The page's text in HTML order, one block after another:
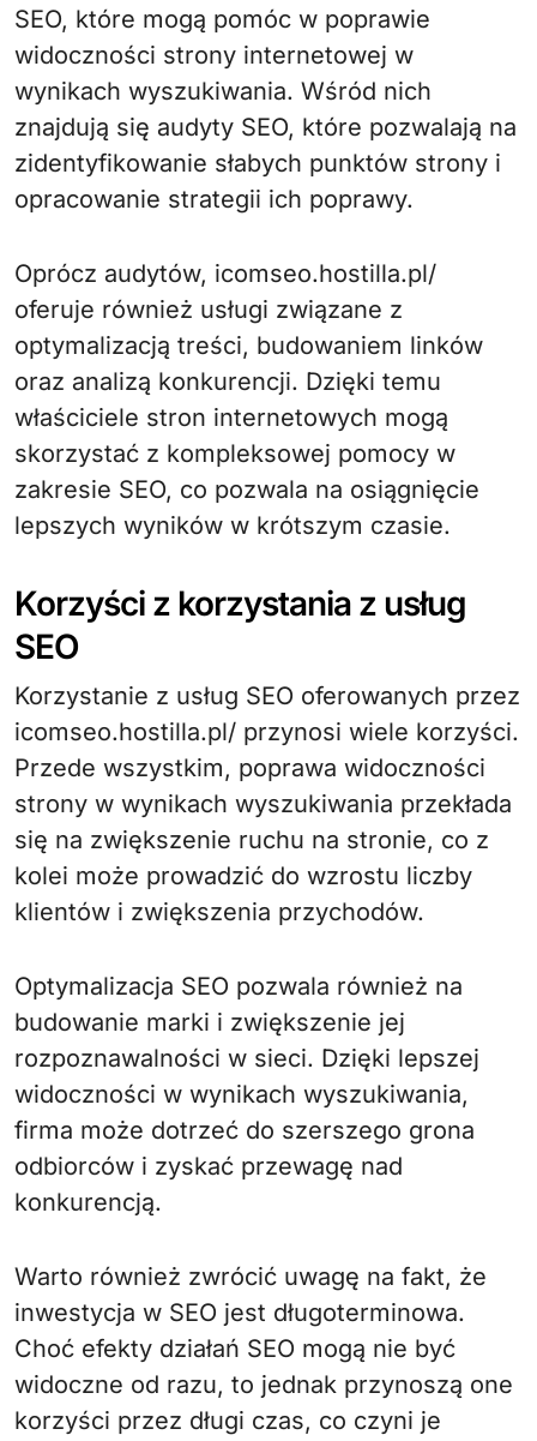
SEO, które mogą pomóc w poprawie
widoczności strony internetowej w
wynikach wyszukiwania. Wśród nich
znajdują się audyty SEO, które pozwalają na
zidentyfikowanie słabych punktów strony i
opracowanie strategii ich poprawy.
Oprócz audytów, icomseo.hostilla.pl/
oferuje również usługi związane z
optymalizacją treści, budowaniem linków
oraz analizą konkurencji. Dzięki temu
właściciele stron internetowych mogą
skorzystać z kompleksowej pomocy w
zakresie SEO, co pozwala na osiągnięcie
lepszych wyników w krótszym czasie.
Korzyści z korzystania z usług
SEO
Korzystanie z usług SEO oferowanych przez
icomseo.hostilla.pl/ przynosi wiele korzyści.
Przede wszystkim, poprawa widoczności
strony w wynikach wyszukiwania przekłada
się na zwiększenie ruchu na stronie, co z
kolei może prowadzić do wzrostu liczby
klientów i zwiększenia przychodów.
Optymalizacja SEO pozwala również na
budowanie marki i zwiększenie jej
rozpoznawalności w sieci. Dzięki lepszej
widoczności w wynikach wyszukiwania,
firma może dotrzeć do szerszego grona
odbiorców i zyskać przewagę nad
konkurencją.
Warto również zwrócić uwagę na fakt, że
inwestycja w SEO jest długoterminowa.
Choć efekty działań SEO mogą nie być
widoczne od razu, to jednak przynoszą one
korzyści przez długi czas, co czyni je